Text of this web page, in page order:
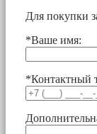
Для покупки
*Ваше имя:
*Контактный